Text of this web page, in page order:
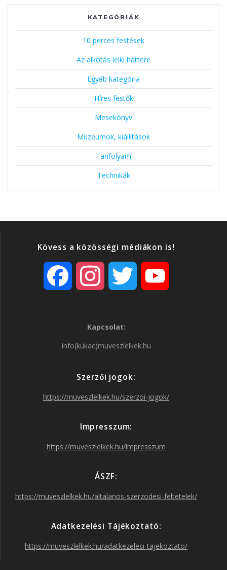
KATEGÓRIÁK
10 perces festések
Az alkotás lelki háttere
Egyéb kategória
Híres festők
Mesekönyv
Múzeumok, kiállítások
Tanfolyam
Technikák
Kövess a közösségi médiákon is!
o
s
r
a
m
r
Kapcsolat:
info(kukac)muveszlelkek.hu
Szerzői jogok:
https://muveszlelkek.hu/szerzoi-jogok/
Impresszum:
https://muveszlelkek.hu/impresszum
ÁSZF:
https://muveszlelkek.hu/altalanos-szerzodesi-feltetelek/
Adatkezelési Tájékoztató:
https://muveszlelkek.hu/adatkezelesi-tajekoztato/